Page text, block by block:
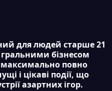
для людей старше 21
гральними бізнесом
максимально повно
і цікаві події, що
азартних ігор.